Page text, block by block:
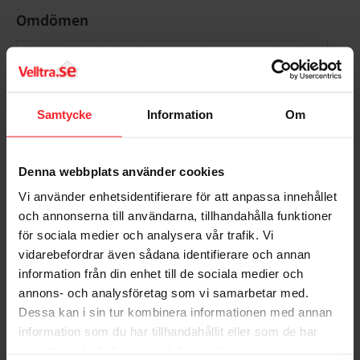
Samtycke Information Om
Denna webbplats använder cookies
Vi använder enhetsidentifierare för att anpassa innehållet
och annonserna till användarna, tillhandahålla funktioner
för sociala medier och analysera vår trafik. Vi
vidarebefordrar även sådana identifierare och annan
information från din enhet till de sociala medier och
annons- och analysföretag som vi samarbetar med.
Dessa kan i sin tur kombinera informationen med annan
information som du har tillhandahållit eller som de har
Omdömen
Bli den första att lämna ett omdöme.
Populära produkter